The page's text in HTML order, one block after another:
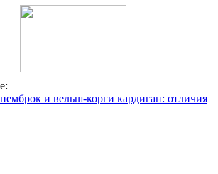
и вельш-корги кардиган: отличия